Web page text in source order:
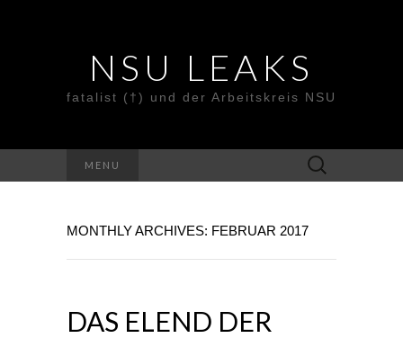
NSU LEAKS
fatalist (†) und der Arbeitskreis NSU
MENU
Suche
nach:
MONTHLY ARCHIVES: FEBRUAR 2017
DAS ELEND DER